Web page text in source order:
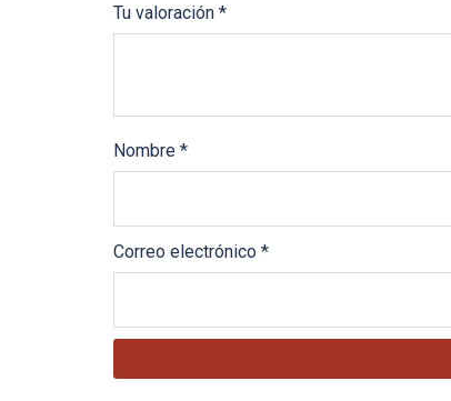
Tu valoración *
Nombre *
Correo electrónico *